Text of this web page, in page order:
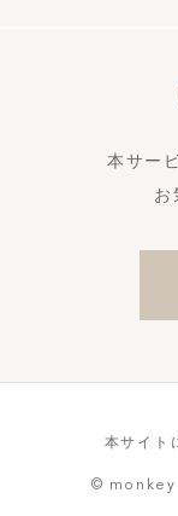
本サー
お
本サイト
©